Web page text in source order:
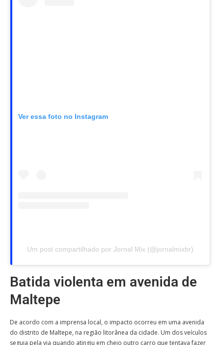
Ver essa foto no Instagram
Um post compartilhado por Jornal Mix (@jornalmixbr)
Batida violenta em avenida de
Maltepe
De acordo com a imprensa local, o impacto ocorreu em uma avenida
do distrito de Maltepe, na região litorânea da cidade. Um dos veículos
seguia pela via quando atingiu em cheio outro carro que tentava fazer